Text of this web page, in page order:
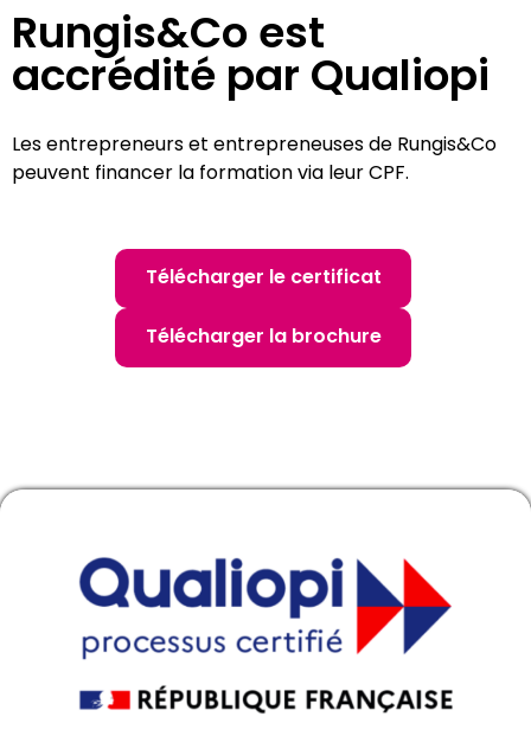
Rungis&Co est
accrédité par Qualiopi
Les entrepreneurs et entrepreneuses de Rungis&Co
peuvent financer la formation via leur CPF.
Télécharger le certificat
Télécharger la brochure